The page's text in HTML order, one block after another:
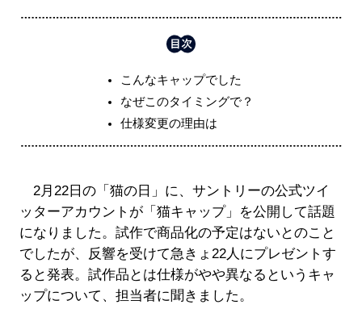
こんなキャップでした
なぜこのタイミングで？
仕様変更の理由は
2月22日の「猫の日」に、サントリーの公式ツイ
ッターアカウントが「猫キャップ」を公開して話題
になりました。試作で商品化の予定はないとのこと
でしたが、反響を受けて急きょ22人にプレゼントす
ると発表。試作品とは仕様がやや異なるというキャ
ップについて、担当者に聞きました。